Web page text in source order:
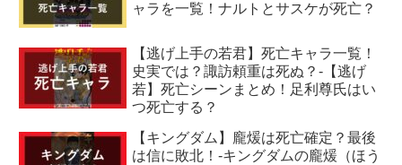
ャラを一覧！ナルトとサスケが死亡？
【逃げ上手の若君】死亡キャラ一覧！
史実では？諏訪頼重は死ぬ？-【逃げ
若】死亡シーンまとめ！足利尊氏はい
つ死亡する？
【キングダム】龐煖は死亡確定？最後
は信に敗北！-キングダムの龐煖（ほう